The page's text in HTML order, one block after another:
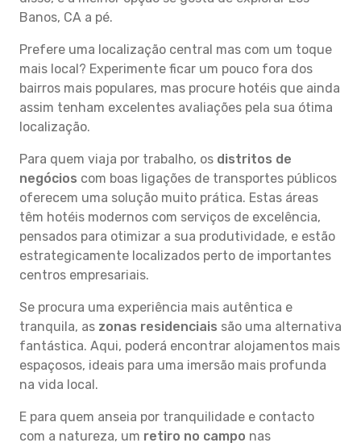
Banos, CA a pé.
Prefere uma localização central mas com um toque
mais local? Experimente ficar um pouco fora dos
bairros mais populares, mas procure hotéis que ainda
assim tenham excelentes avaliações pela sua ótima
localização.
Para quem viaja por trabalho, os distritos de
negócios com boas ligações de transportes públicos
oferecem uma solução muito prática. Estas áreas
têm hotéis modernos com serviços de excelência,
pensados para otimizar a sua produtividade, e estão
estrategicamente localizados perto de importantes
centros empresariais.
Se procura uma experiência mais autêntica e
tranquila, as zonas residenciais são uma alternativa
fantástica. Aqui, poderá encontrar alojamentos mais
espaçosos, ideais para uma imersão mais profunda
na vida local.
E para quem anseia por tranquilidade e contacto
com a natureza, um retiro no campo nas